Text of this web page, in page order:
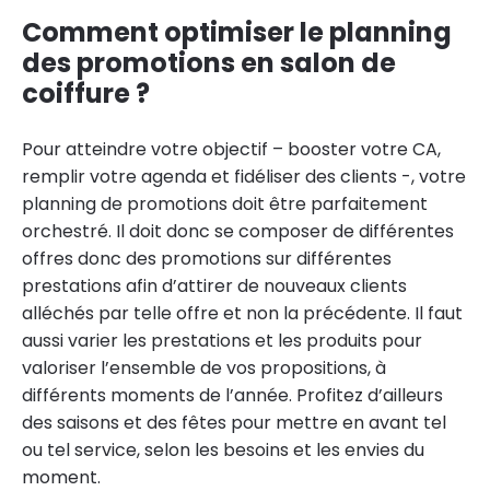
Comment optimiser le planning
des promotions en salon de
coiffure ?
Pour atteindre votre objectif – booster votre CA,
remplir votre agenda et fidéliser des clients -, votre
planning de promotions doit être parfaitement
orchestré. Il doit donc se composer de différentes
offres donc des promotions sur différentes
prestations afin d’attirer de nouveaux clients
alléchés par telle offre et non la précédente. Il faut
aussi varier les prestations et les produits pour
valoriser l’ensemble de vos propositions, à
différents moments de l’année. Profitez d’ailleurs
des saisons et des fêtes pour mettre en avant tel
ou tel service, selon les besoins et les envies du
moment.